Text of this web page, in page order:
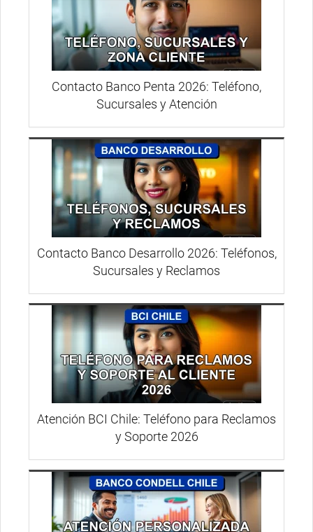
Contacto Banco Penta 2026: Teléfono,
Sucursales y Atención
Contacto Banco Desarrollo 2026: Teléfonos,
Sucursales y Reclamos
Atención BCI Chile: Teléfono para Reclamos
y Soporte 2026